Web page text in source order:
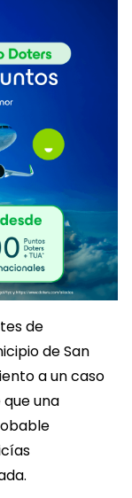
de
de San
a un caso
una